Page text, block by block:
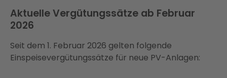
Aktuelle Vergütungssätze ab Februar
2026
Seit dem 1. Februar 2026 gelten folgende
Einspeisevergütungssätze für neue PV-Anlagen: